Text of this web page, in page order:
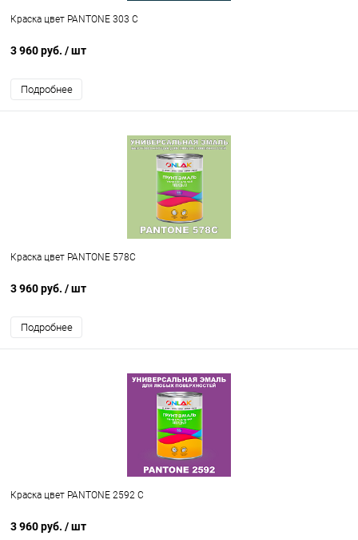
Краска цвет PANTONE 303 C
3 960 руб. / шт
Подробнее
Краска цвет PANTONE 578C
3 960 руб. / шт
Подробнее
Краска цвет PANTONE 2592 C
3 960 руб. / шт